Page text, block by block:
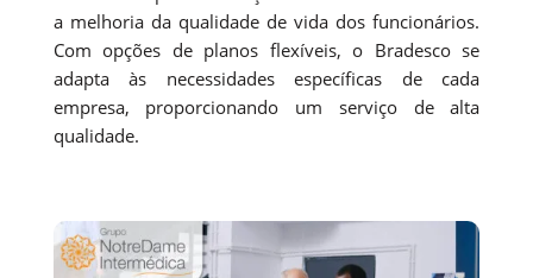
a melhoria da qualidade de vida dos funcionários.
Com opções de planos flexíveis, o Bradesco se
adapta às necessidades específicas de cada
empresa, proporcionando um serviço de alta
qualidade.